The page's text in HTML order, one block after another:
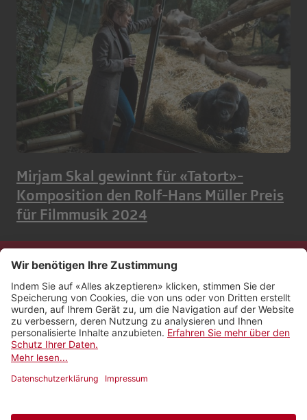
Mirjam Skal gewinnt für «Tatort»-
Komposition den Rolf-Hans Müller Preis
für Filmmusik 2024
Kontakt
Impressum
Rechtliches
Netiquette